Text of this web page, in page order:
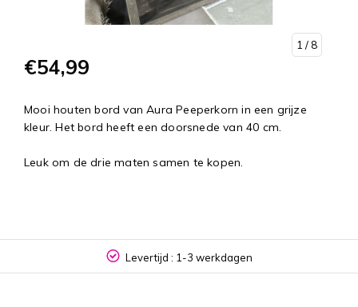
1 / 8
€54,99
Mooi houten bord van Aura Peeperkorn in een grijze
kleur. Het bord heeft een doorsnede van 40 cm.
Leuk om de drie maten samen te kopen.
Levertijd : 1-3 werkdagen